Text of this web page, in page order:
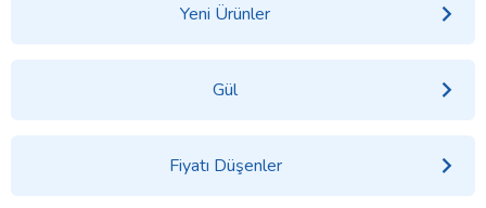
Yeni Ürünler
Gül
Fiyatı Düşenler